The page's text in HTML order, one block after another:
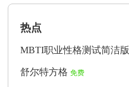
热点
MBTI职业性格测试简洁版
舒尔特方格 免费